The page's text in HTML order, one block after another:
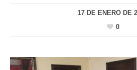
17 DE ENERO DE
0